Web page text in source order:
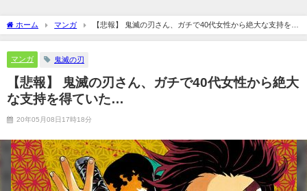
ホーム マンガ
【悲報】 鬼滅の刃さん、ガチで40代女性から絶大な支持を得
ていた…
マンガ 鬼滅の刃
【悲報】 鬼滅の刃さん、ガチで40代女性から絶大
な支持を得ていた…
20年05月08日17時18分